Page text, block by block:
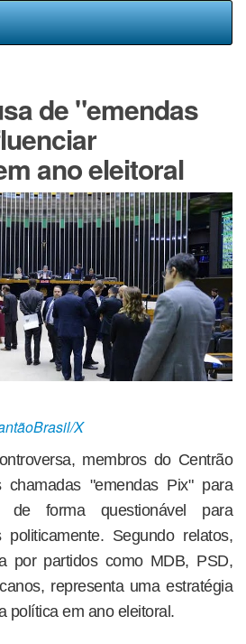
de "emendas
ano eleitoral
X
membros do Centrão
chamadas "emendas Pix" para
de forma questionável para
politicamente. Segundo relatos,
por partidos como MDB, PSD,
representa uma estratégia
política em ano eleitoral.